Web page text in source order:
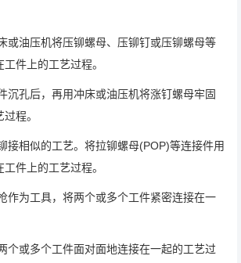
或油压机将压铆螺母、压铆钉或压铆螺母等
件上的工艺过程。
沉孔后，再用冲床或油压机将涨钉螺母牢固
程。
接相似的工艺。将拉铆螺母(POP)等连接件用
件上的工艺过程。
作为工具，将两个或多个工件紧密连接在一
个或多个工件面对面地连接在一起的工艺过